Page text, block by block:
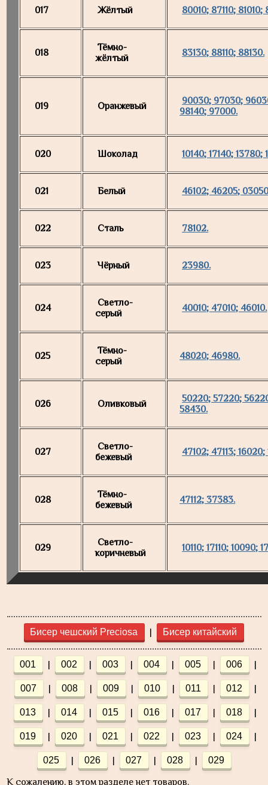
017 Жёлтый 80010; 87110; 81010;
018
Тёмно-
жёлтый
83130; 88110; 88130.
019 Оранжевый
90030; 97030;
98140; 97000.
020 Шоколад 10140; 17140; 13780;
021 Белый 46102; 46205;
022 Сталь 78102.
023 Чёрный 23980.
024
Светло-
серый
40010; 47010; 46010.
025
Тёмно-
серый
48020; 46980.
026 Оливковый
50220; 57220;
58430.
027
Светло-
бежевый
47102; 47113;
028
Тёмно-
бежевый
47112; 37383.
029
Светло-
коричневый
10110; 17110; 10090;
Бисер чешский Preciosa | Бисер китайский
001 | 002 | 003 | 004 | 005 | 006 |
007 | 008 | 009 | 010 | 011 | 012 |
013 | 014 | 015 | 016 | 017 | 018 |
019 | 020 | 021 | 022 | 023 | 024 |
025 | 026 | 027 | 028 | 029
К сожалению, в этом разделе нет товаров.